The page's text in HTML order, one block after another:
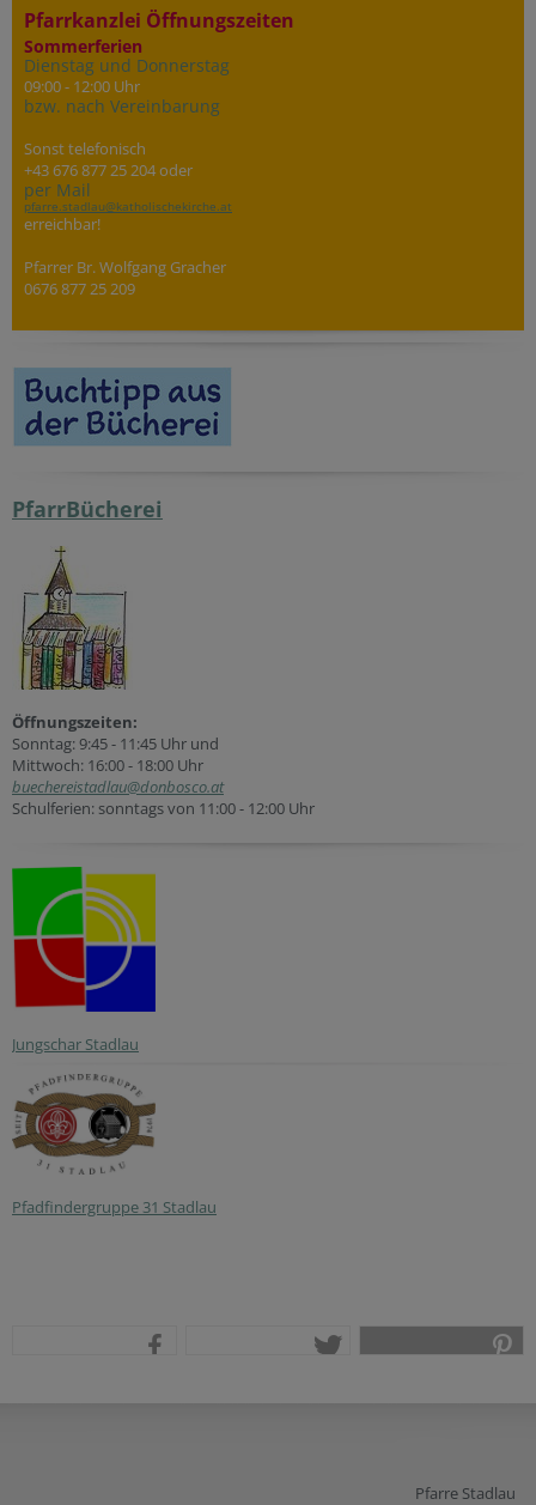
Pfarrkanzlei Öffnungszeiten
Sommerferien
Dienstag und Donnerstag
09:00 - 12:00 Uhr
bzw. nach Vereinbarung
Sonst telefonisch
+43 676 877 25 204 oder
per Mail
pfarre.stadlau@katholischekirche.at
erreichbar!
Pfarrer Br. Wolfgang Gracher
0676 877 25 209
PfarrBücherei
Öffnungszeiten:
Sonntag: 9:45 - 11:45 Uhr und
Mittwoch: 16:00 - 18:00 Uhr
buechereistadlau@donbosco.at
Schulferien: sonntags von 11:00 - 12:00 Uhr
Jungschar Stadlau
Pfadfindergruppe 31 Stadlau
Pfarre Stadlau